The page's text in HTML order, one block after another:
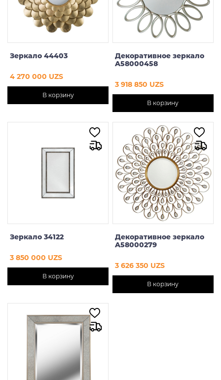
Зеркало 44403
4 270 000 UZS
В корзину
Декоративное зеркало
A58000458
3 918 850 UZS
В корзину
Зеркало 34122
3 850 000 UZS
В корзину
Декоративное зеркало
A58000279
3 626 350 UZS
В корзину